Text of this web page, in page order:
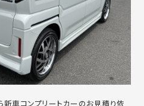
車コンプリートカーのお見積り依